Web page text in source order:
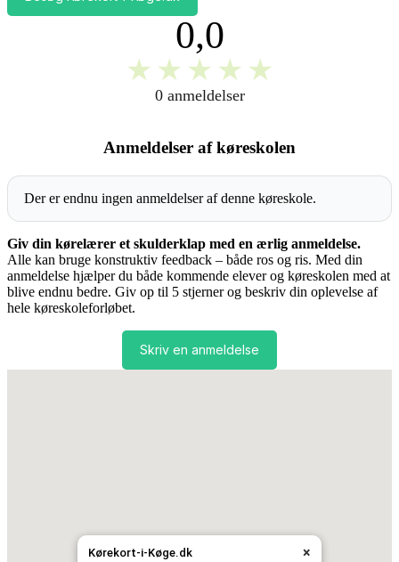
0,0
★ ★ ★ ★ ★
0 anmeldelser
Anmeldelser af køreskolen
Der er endnu ingen anmeldelser af denne køreskole.
Giv din kørelærer et skulderklap med en ærlig anmeldelse.
Alle kan bruge konstruktiv feedback – både ros og ris. Med din
anmeldelse hjælper du både kommende elever og køreskolen med at
blive endnu bedre. Giv op til 5 stjerner og beskriv din oplevelse af
hele køreskoleforløbet.
Skriv en anmeldelse
×
Kørekort-i-Køge.dk